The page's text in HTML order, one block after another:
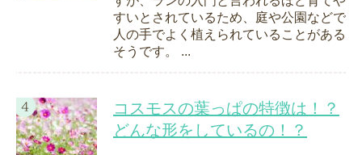
すいとされているため、庭や公園などで
人の手でよく植えられていることがある
そうです。 ...
コスモスの葉っぱの特徴は！？
どんな形をしているの！？